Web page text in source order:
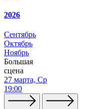
2026
Сентябрь
Октябрь
Ноябрь
Большая
сцена
27 марта, Ср
19:00